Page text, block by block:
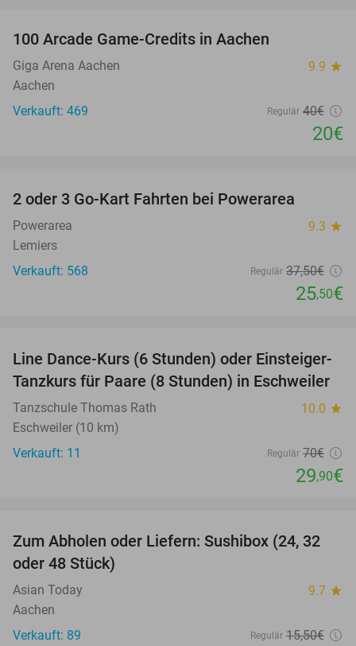
100 Arcade Game-Credits in Aachen
Giga Arena Aachen 9.9 star
Aachen
Verkauft: 469
Regulär 40€
20€
2 oder 3 Go-Kart Fahrten bei Powerarea
Powerarea 9.3 star
Lemiers
Verkauft: 568
Regulär 37,50€
25,50€
57%
Line Dance-Kurs (6 Stunden) oder Einsteiger-
Tanzkurs für Paare (8 Stunden) in Eschweiler
Tanzschule Thomas Rath 10.0 star
Eschweiler (10 km)
Verkauft: 11
Regulär 70€
29,90€
23%
Zum Abholen oder Liefern: Sushibox (24, 32
oder 48 Stück)
Asian Today 9.7 star
Aachen
Verkauft: 89
Regulär 15,50€